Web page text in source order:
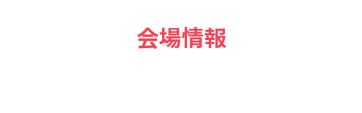
会場情報